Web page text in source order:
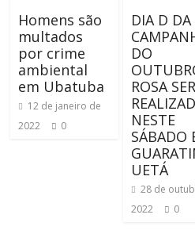
Homens são
multados
por crime
ambiental
em Ubatuba
12 de janeiro de
2022
0
DIA D DA
DO
ROSA
NESTE
SÁBADO
UETÁ
28 de
2022
0